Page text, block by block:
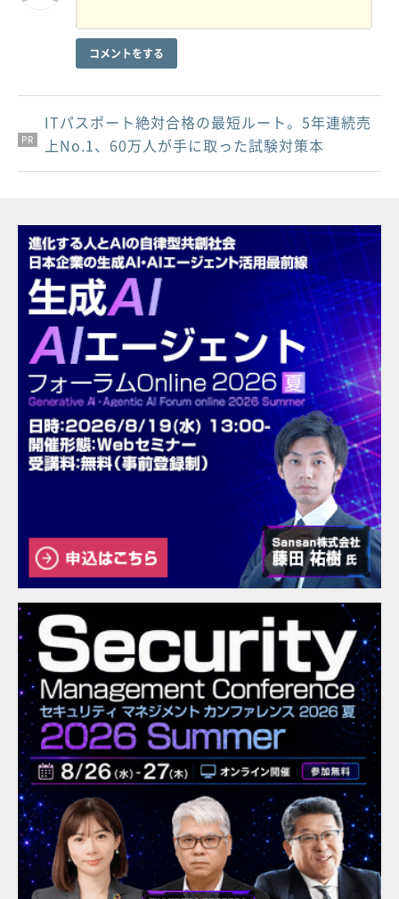
コメントをする
PR
PR
PR
ITパスポート絶対合格の最短ルート。5年連続売
上No.1、60万人が手に取った試験対策本